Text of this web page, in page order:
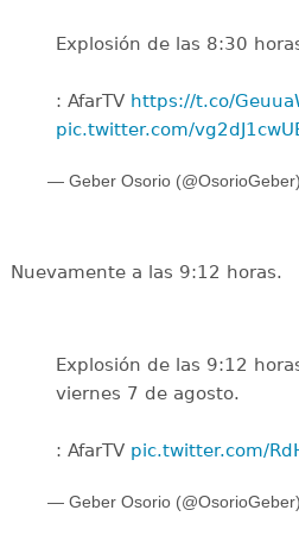
Explosión de las 8:30
: AfarTV https://t.co/
pic.twitter.com/
— Geber Osorio (@OsorioGeber)
Nuevamente a las 9:12 horas.
Explosión de las 9:12
viernes 7 de agosto.
: AfarTV pic.twitter.com/
— Geber Osorio (@OsorioGeber)